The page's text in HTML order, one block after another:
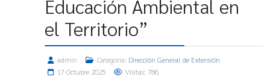
Educación Ambiental en
el Territorio”
admin Categoría: Dirección General de Extensión
17 Octubre 2025
Visitas: 786